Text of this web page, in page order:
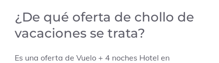
¿De qué oferta de chollo de
vacaciones se trata?
Es una oferta de Vuelo + 4 noches Hotel en